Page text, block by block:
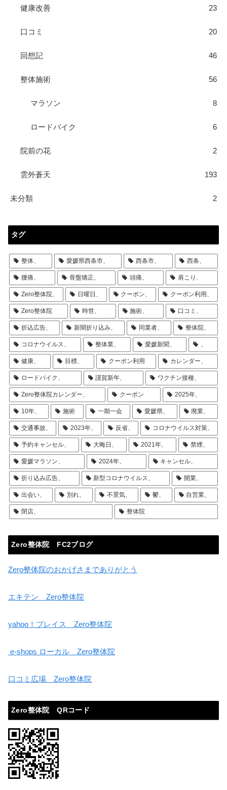
健康改善 23
口コミ 20
回想記 46
整体施術 56
マラソン 8
ロードバイク 6
院前の花 2
雲外蒼天 193
未分類 2
タグ
整体、 愛媛県西条市、 西条市、 西条、
腰痛、 骨盤矯正、 頭痛、 肩こり、
Zero整体院、 日曜日、 クーポン、 クーポン利用、
Zero整体院 時世、 施術、 口コミ、
折込広告、 新聞折り込み、 同業者、 整体院、
コロナウイルス、 整体業、 愛媛新聞、 、
健康、 目標、 クーポン利用 カレンダー、
ロードバイク、 謹賀新年、 ワクチン接種、
Zero整体院カレンダー、 クーポン 2025年、
10年、 施術 一期一会 愛媛県、 廃業、
交通事故、 2023年、 反省、 コロナウイルス対策、
予約キャンセル、 大晦日、 2021年、 禁煙、
愛媛マラソン、 2024年、 キャンセル、
折り込み広告、 新型コロナウイルス、 開業、
出会い、 別れ、 不景気、 鬱、 自営業、
閉店、 整体院
Zero整体院 FC2ブログ
Zero整体院のおかげさまでありがとう
エキテン Zero整体院
yahoo！プレイス Zero整体院
e-shops ローカル Zero整体院
口コミ広場 Zero整体院
Zero整体院 QRコード